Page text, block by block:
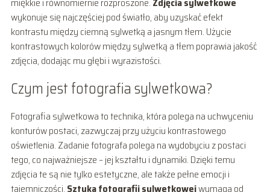
wykonuje się najczęściej pod światło, aby uzyskać efekt
kontrastu między ciemną sylwetką a jasnym tłem. Użycie
kontrastowych kolorów między sylwetką a tłem poprawia jakość
zdjęcia, dodając mu głębi i wyrazistości.
Czym jest fotografia sylwetkowa?
Fotografia sylwetkowa to technika, która polega na uchwyceniu
konturów postaci, zazwyczaj przy użyciu kontrastowego
oświetlenia. Zadanie fotografa polega na wydobyciu z postaci
tego, co najważniejsze – jej kształtu i dynamiki. Dzięki temu
zdjęcia te są nie tylko estetyczne, ale także pełne emocji i
tajemniczości. Sztuka fotografii sylwetkowejwymaga od